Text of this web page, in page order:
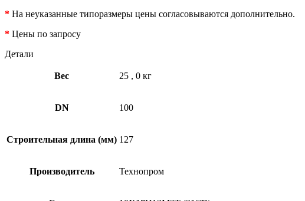
* На неуказанные типоразмеры цены согласовываются дополнительно.
* Цены по запросу
Детали
Вес 25 , 0 кг
DN 100
Строительная длина (мм) 127
Производитель Технопром